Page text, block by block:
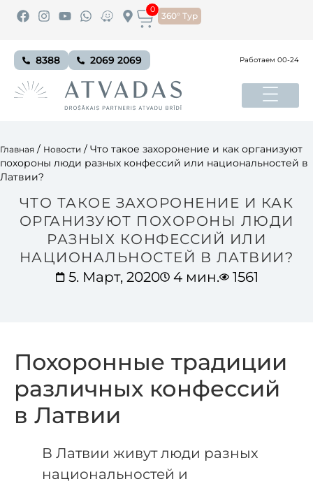
360° Тур
0
8388 2069 2069 Работаем 00-24
Главная / Новости / Что такое захоронение и как организуют
похороны люди разных конфессий или национальностей в
Латвии?
ЧТО ТАКОЕ ЗАХОРОНЕНИЕ И КАК
ОРГАНИЗУЮТ ПОХОРОНЫ ЛЮДИ
РАЗНЫХ КОНФЕССИЙ ИЛИ
НАЦИОНАЛЬНОСТЕЙ В ЛАТВИИ?
5. Март, 2020
4 мин. 1561
Похоронные традиции
различных конфессий
в Латвии
В Латвии живут люди разных
национальностей и